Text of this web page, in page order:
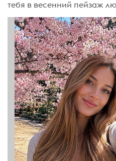
тебя в весенний пейзаж